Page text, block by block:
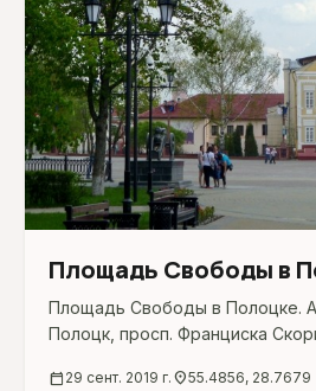
Площадь Свободы в
Площадь Свободы в Полоцке.
Полоцк, просп. Франциска
calendar_today 29 сент. 2019 г. location_on55.4856, 28.7679